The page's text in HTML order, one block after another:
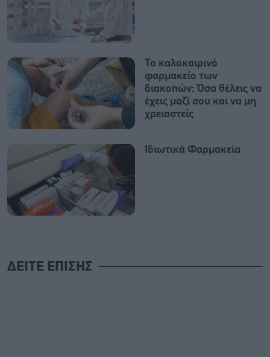
Το καλοκαιρινό
φαρμακείο των
διακοπών: Όσα θέλεις να
έχεις μαζί σου και να μη
χρειαστείς
Ιδιωτικά Φαρμακεία
ΔΕΙΤΕ ΕΠΙΣΗΣ